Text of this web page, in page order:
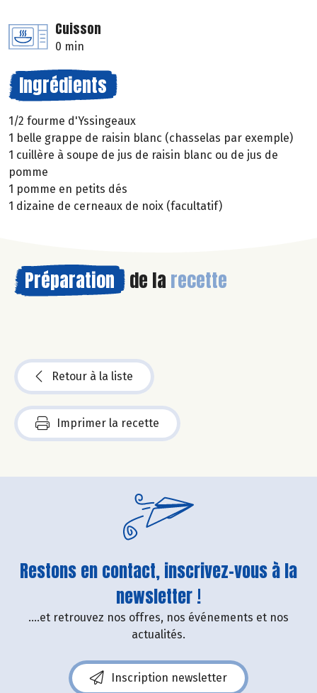
Cuisson
0 min
Ingrédients
1/2 fourme d'Yssingeaux
1 belle grappe de raisin blanc (chasselas par exemple)
1 cuillère à soupe de jus de raisin blanc ou de jus de
pomme
1 pomme en petits dés
1 dizaine de cerneaux de noix (facultatif)
Préparation de la recette
Retour à la liste
Imprimer la recette
Restons en contact, inscrivez-vous à la
newsletter !
....et retrouvez nos offres, nos événements et nos
actualités.
Inscription newsletter